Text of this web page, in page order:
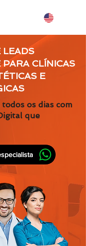
LEADS
CLÍNICAS
E
os dias com
que